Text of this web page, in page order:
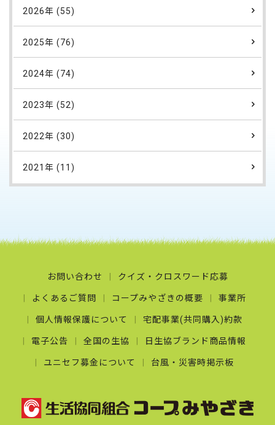
2026年 (55)
2025年 (76)
2024年 (74)
2023年 (52)
2022年 (30)
2021年 (11)
お問い合わせ クイズ・クロスワード応募
よくあるご質問 コープみやざきの概要 事業所
個人情報保護について 宅配事業(共同購入)約款
電子公告 全国の生協 日生協ブランド商品情報
ユニセフ募金について 台風・災害時掲示板